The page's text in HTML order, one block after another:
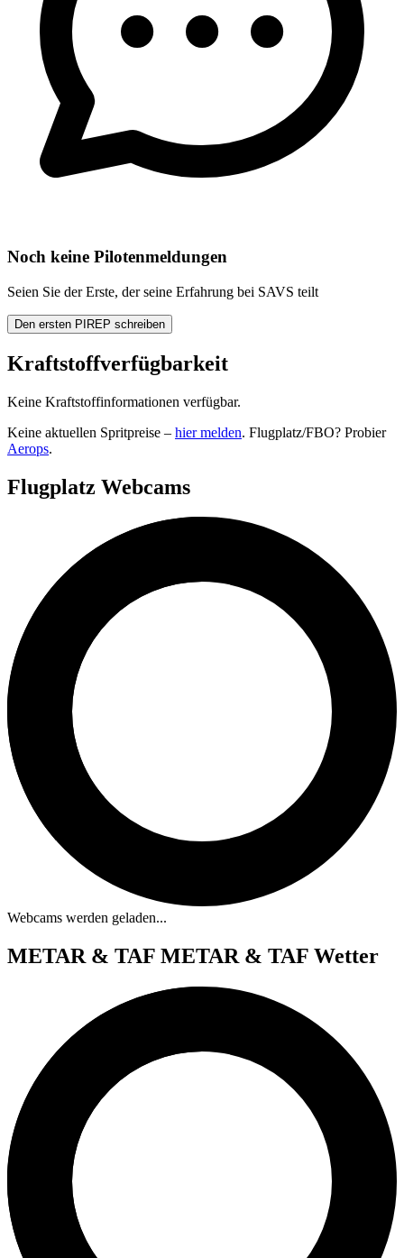
Noch keine Pilotenmeldungen
Seien Sie der Erste, der seine Erfahrung bei SAVS teilt
Den ersten PIREP schreiben
Kraftstoffverfügbarkeit
Keine Kraftstoffinformationen verfügbar.
Keine aktuellen Spritpreise – hier melden. Flugplatz/FBO? Probier
Aerops.
Flugplatz Webcams
Webcams werden geladen...
METAR & TAF METAR & TAF Wetter